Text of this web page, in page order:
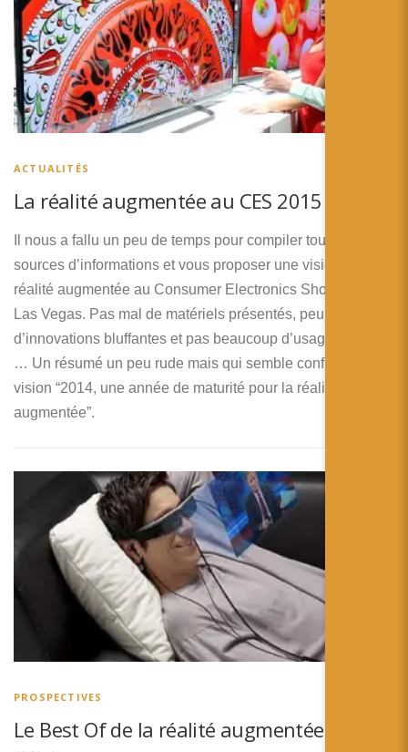
ACTUALITÉS
La réalité augmentée au CES 2015
Il nous a fallu un peu de temps pour compiler toutes nos
sources d’informations et vous proposer une vision de la
réalité augmentée au Consumer Electronics Show 2015 de
Las Vegas. Pas mal de matériels présentés, peu
d’innovations bluffantes et pas beaucoup d’usages clairs
… Un résumé un peu rude mais qui semble confirmer ma
vision “2014, une année de maturité pour la réalité
augmentée”.
PROSPECTIVES
Le Best Of de la réalité augmentée en